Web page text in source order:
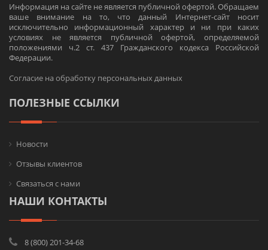
Информация на сайте не является публичной офертой. Обращаем
ваше внимание на то, что данный Интернет-сайт носит
исключительно информационный характер и ни при каких
условиях не является публичной офертой, определяемой
положениями ч.2 ст. 437 Гражданского кодекса Российской
Федерации.
Согласие на обработку персональных данных
ПОЛЕЗНЫЕ ССЫЛКИ
Новости
Отзывы клиентов
Связаться с нами
НАШИ КОНТАКТЫ
8 (800) 201-34-68